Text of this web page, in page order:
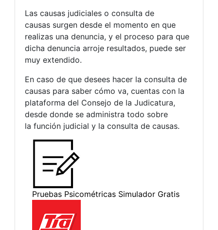
Las causas judiciales o consulta de
causas surgen desde el momento en que
realizas una denuncia, y el proceso para que
dicha denuncia arroje resultados, puede ser
muy extendido.
En caso de que desees hacer la consulta de
causas para saber cómo va, cuentas con la
plataforma del Consejo de la Judicatura,
desde donde se administra todo sobre
la función judicial y la consulta de causas.